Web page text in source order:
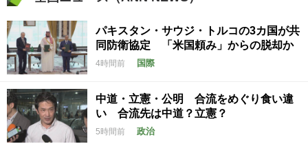
パキスタン・サウジ・トルコの3カ国が共
同防衛協定 「米国頼み」からの脱却か
4時間前 国際
中道・立憲・公明 合流をめぐり食い違
い 合流先は中道？立憲？
5時間前 政治